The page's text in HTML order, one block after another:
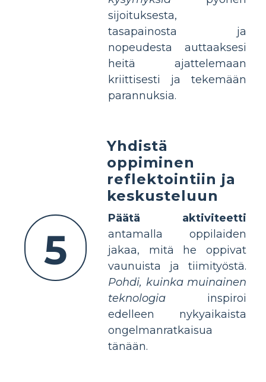
sijoituksesta,
tasapainosta ja
nopeudesta auttaaksesi
heitä ajattelemaan
kriittisesti ja tekemään
parannuksia.
5
Yhdistä
oppiminen
reflektointiin ja
keskusteluun
Päätä aktiviteetti
antamalla oppilaiden
jakaa, mitä he oppivat
vaunuista ja tiimityöstä.
Pohdi, kuinka muinainen
teknologia inspiroi
edelleen nykyaikaista
ongelmanratkaisua
tänään.